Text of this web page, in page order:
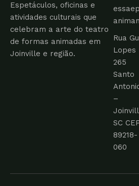
Espetáculos, oficinas e
atividades culturais que
celebram a arte do teatro
de formas animadas em
Joinville e região.
Rua
Lopes
265
Santo
–
SC
89218-
060